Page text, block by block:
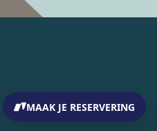
MAAK JE RESERVERING